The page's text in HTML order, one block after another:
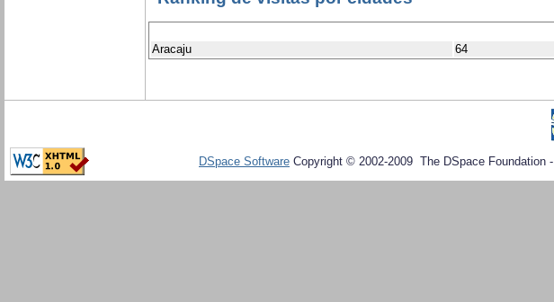
Aracaju
64
DSpace Software Copyright © 2002-2009 The DSpace Foundation -